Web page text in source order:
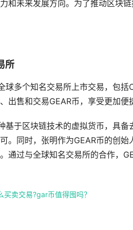
和未来发展方向。为了推动区块
所
球多个知名交易所上市交易，包
出售和交易GEAR币，享受更加便
基于区块链技术的虚拟货币，具
。同时，张明作为GEAR币的创
通过与全球知名交易所的合作，
买卖交易?gar币值得囤吗？